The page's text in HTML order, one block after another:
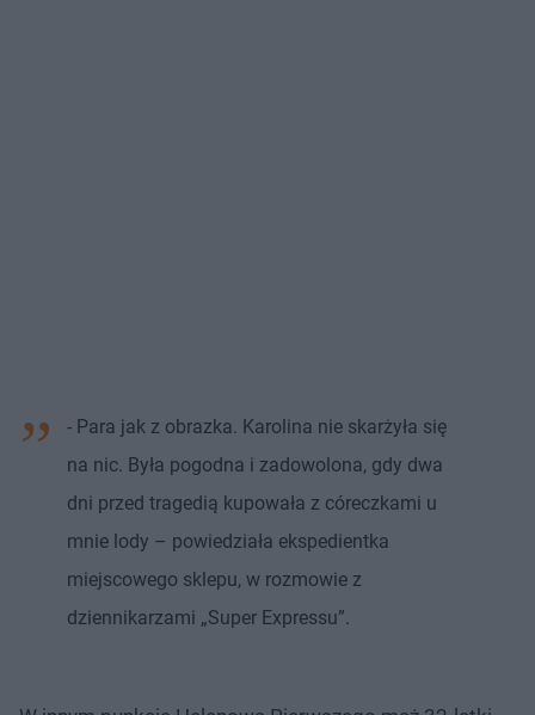
- Para jak z obrazka. Karolina nie skarżyła się
na nic. Była pogodna i zadowolona, gdy dwa
dni przed tragedią kupowała z córeczkami u
mnie lody – powiedziała ekspedientka
miejscowego sklepu, w rozmowie z
dziennikarzami „Super Expressu”.